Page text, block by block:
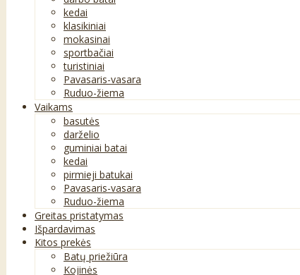
kedai
klasikiniai
mokasinai
sportbačiai
turistiniai
Pavasaris-vasara
Ruduo-žiema
Vaikams
basutės
darželio
guminiai batai
kedai
pirmieji batukai
Pavasaris-vasara
Ruduo-žiema
Greitas pristatymas
Išpardavimas
Kitos prekės
Batų priežiūra
Kojinės